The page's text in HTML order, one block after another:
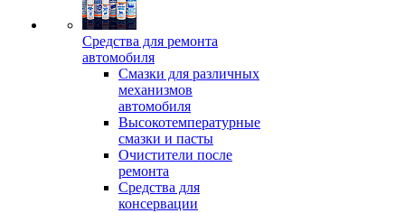
Средства для ремонта
автомобиля
Смазки для различных
механизмов
автомобиля
Высокотемпературные
смазки и пасты
Очистители после
ремонта
Средства для
консервации